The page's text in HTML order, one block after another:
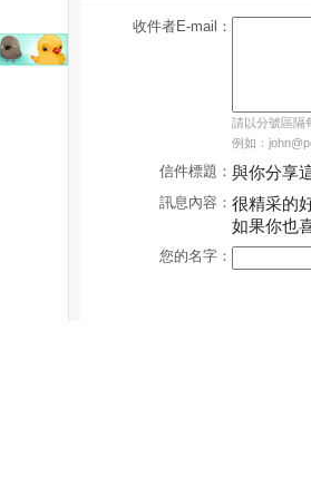
收件者E-mail：
請以分號區隔
例如：
信件標題： 與你分享
訊息內容： 很精采的
如果你也
您的名字：